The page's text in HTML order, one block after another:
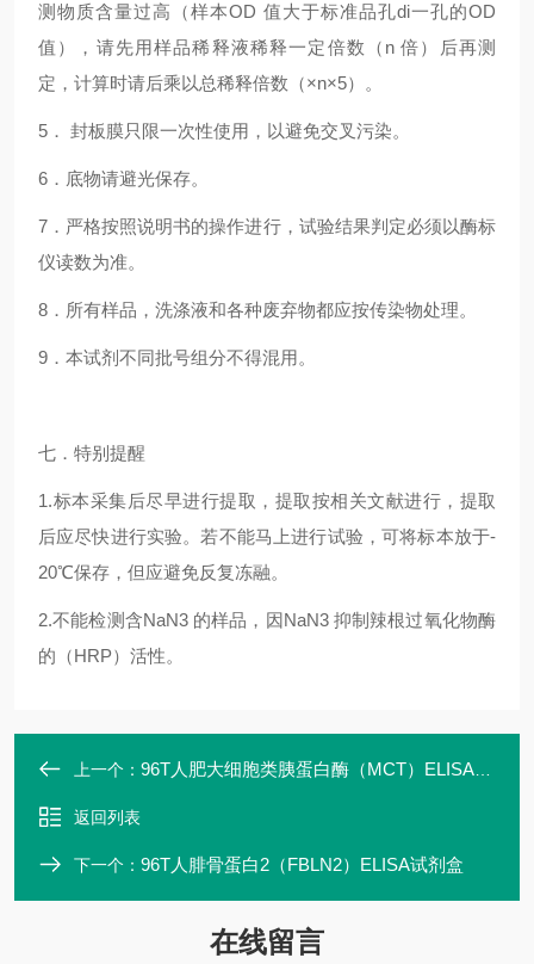
测物质含量过高（样本OD 值大于标准品孔di一孔的OD
值），请先用样品稀释液稀释一定倍数（n 倍）后再测
定，计算时请后乘以总稀释倍数（×n×5）。
5． 封板膜只限一次性使用，以避免交叉污染。
6．底物请避光保存。
7．严格按照说明书的操作进行，试验结果判定必须以酶标
仪读数为准。
8．所有样品，洗涤液和各种废弃物都应按传染物处理。
9．本试剂不同批号组分不得混用。
七．特别提醒
1.标本采集后尽早进行提取，提取按相关文献进行，提取
后应尽快进行实验。若不能马上进行试验，可将标本放于-
20℃保存，但应避免反复冻融。
2.不能检测含NaN3 的样品，因NaN3 抑制辣根过氧化物酶
的（HRP）活性。
上一个： 96T人肥大细胞类胰蛋白酶（MCT）ELISA试剂盒
返回列表
下一个： 96T人腓骨蛋白2（FBLN2）ELISA试剂盒
在线留言